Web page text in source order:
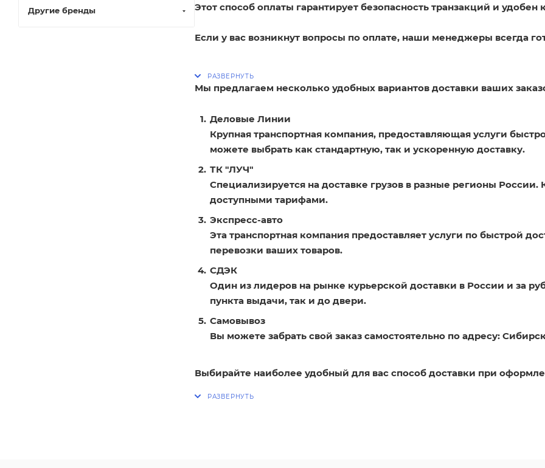
Этот способ оплаты гарантирует безопасность транзакций и
Если у вас возникнут вопросы по оплате, наши менеджеры всегда
Мы предлагаем несколько удобных вариантов доставки ваших
Деловые Линии
Крупная транспортная компания, предоставляющая услуги
можете выбрать как стандартную, так и ускоренную доставку.
ТК "ЛУЧ"
Специализируется на доставке грузов в разные регионы
доступными тарифами.
Экспресс-авто
Эта транспортная компания предоставляет услуги по быстрой
перевозки ваших товаров.
СДЭК
Один из лидеров на рынке курьерской доставки в России и за
пункта выдачи, так и до двери.
Самовывоз
Вы можете забрать свой заказ самостоятельно по адресу:
Выбирайте наиболее удобный для вас способ доставки при
Другие бренды